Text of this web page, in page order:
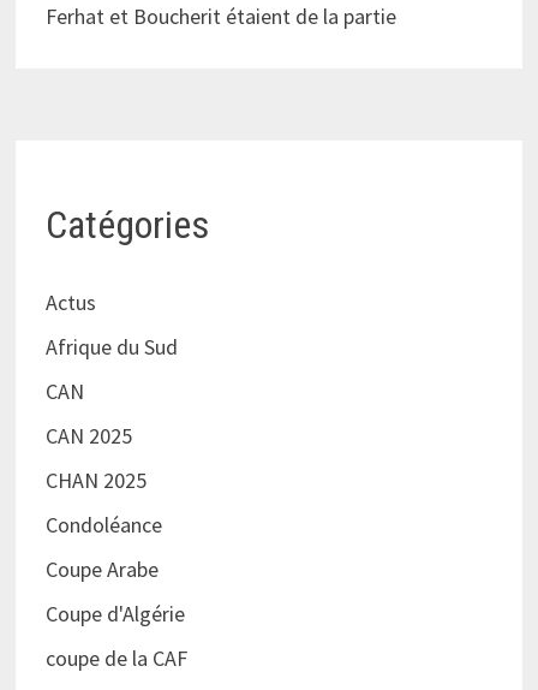
Ferhat et Boucherit étaient de la partie
Catégories
Actus
Afrique du Sud
CAN
CAN 2025
CHAN 2025
Condoléance
Coupe Arabe
Coupe d'Algérie
coupe de la CAF